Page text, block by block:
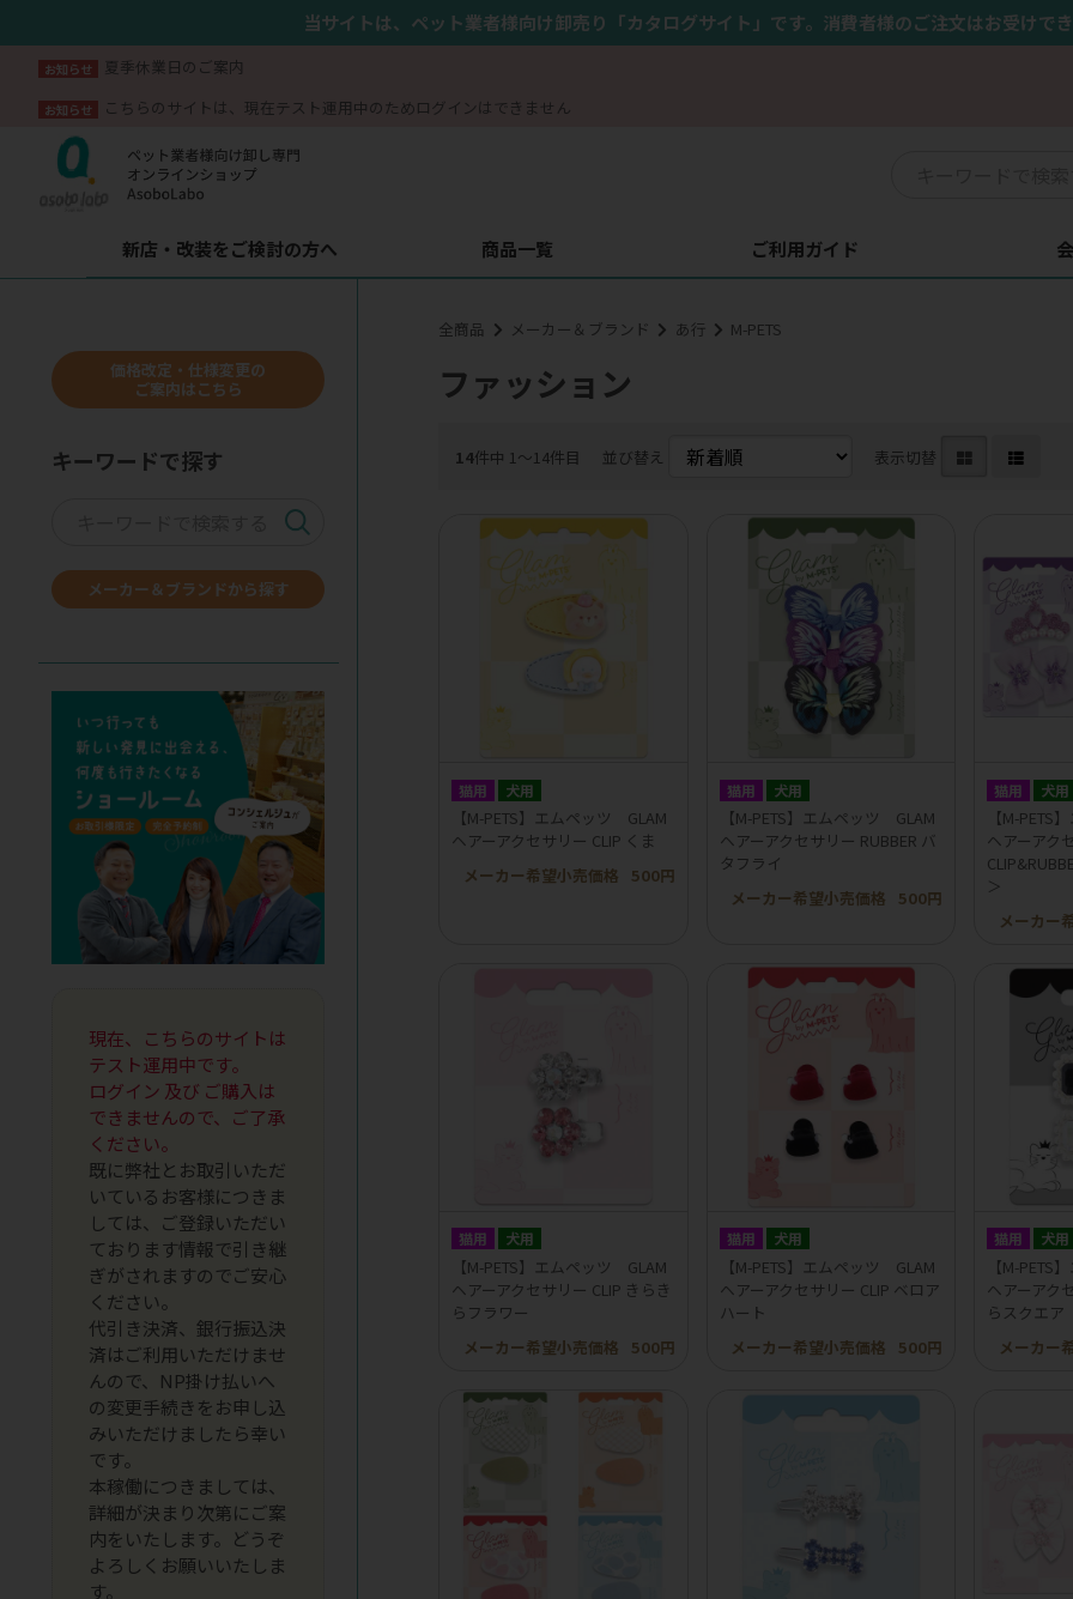
当サイトは、ペット業者様向け卸売り「カタログサイト」です。消費者様のご注文はお受けで
お知らせ 夏季休業日のご案内
お知らせ こちらのサイトは、現在テスト運用中のためログインはできません
新店・改装をご検討の方へ 商品一覧 ご利用ガイド
全商品 メーカー＆ブランド あ行 M-PETS
ファッション
14件中 1〜14件目 並び替え 表示切替
猫用 犬用
【M-PETS】エムペッツ GLAM
ヘアーアクセサリー CLIP くま
メーカー希望小売価格
500円
猫用 犬用
【M-PETS】エムペッツ GLAM
ヘアーアクセサリー RUBBER バ
タフライ
メーカー希望小売価格
500円
猫用 犬用
【M-
ヘアーアク
＞
メーカー
猫用 犬用
【M-PETS】エムペッツ GLAM
ヘアーアクセサリー CLIP きらき
らフラワー
メーカー希望小売価格
500円
猫用 犬用
【M-PETS】エムペッツ GLAM
ヘアーアクセサリー CLIP ベロア
ハート
メーカー希望小売価格
500円
猫用 犬用
【M-
ヘアーアク
らスクエア
メーカー
価格改定・仕様変更の
ご案内はこちら
キーワードで探す
メーカー＆ブランドから探す
現在、こちらのサイトは
テスト運用中です。
ログイン 及び ご購入は
できませんので、ご了承
ください。
既に弊社とお取引いただ
いているお客様につきま
しては、ご登録いただい
ております情報で引き継
ぎがされますのでご安心
ください。
代引き決済、銀行振込決
済はご利用いただけませ
んので、NP掛け払いへ
の変更手続きをお申し込
みいただけましたら幸い
です。
本稼働につきましては、
詳細が決まり次第にご案
内をいたします。どうぞ
よろしくお願いいたしま
す。